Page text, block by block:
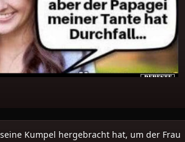
Kumpel hergebracht hat, um der Frau